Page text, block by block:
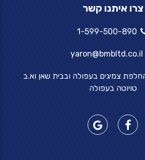
צרו איתנו קשר
1-599-500-890
yaron@bmbltd.co.il
צמיגים בעפולה ובבית שאן וא.ב
טויוטה בעפולה